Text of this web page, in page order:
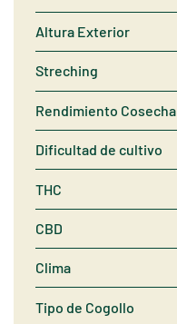
Altura Exterior
Streching
Rendimiento Cosecha
Dificultad de cultivo
THC
CBD
Clima
Tipo de Cogollo